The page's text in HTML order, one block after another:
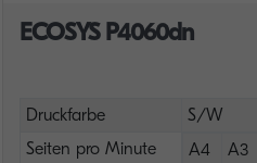
ECOSYS P4060dn
Druckfarbe
S/W
Seiten pro Minute
A4
A3